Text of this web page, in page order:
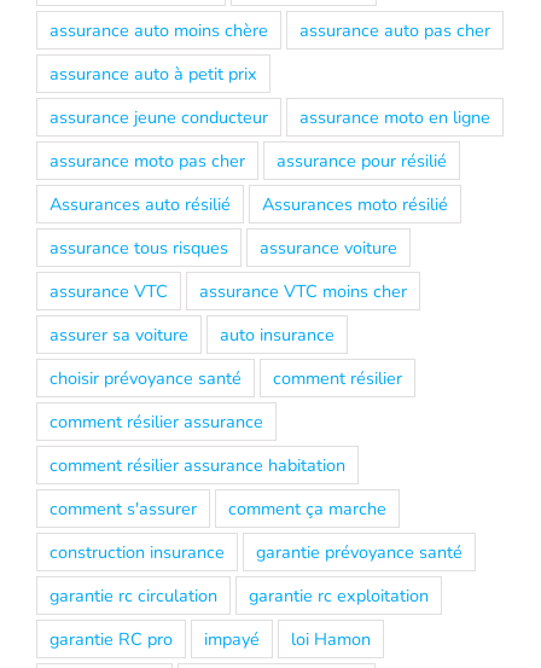
assurance auto moins chère
assurance auto pas cher
assurance auto à petit prix
assurance jeune conducteur
assurance moto en ligne
assurance moto pas cher
assurance pour résilié
Assurances auto résilié
Assurances moto résilié
assurance tous risques
assurance voiture
assurance VTC
assurance VTC moins cher
assurer sa voiture
auto insurance
choisir prévoyance santé
comment résilier
comment résilier assurance
comment résilier assurance habitation
comment s'assurer
comment ça marche
construction insurance
garantie prévoyance santé
garantie rc circulation
garantie rc exploitation
garantie RC pro
impayé
loi Hamon